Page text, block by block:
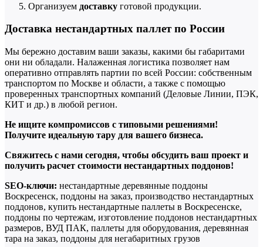
Организуем доставку готовой продукции.
Доставка нестандартных паллет по России
Мы бережно доставим ваши заказы, какими бы габаритами
они ни обладали. Налаженная логистика позволяет нам
оперативно отправлять партии по всей России: собственным
транспортом по Москве и области, а также с помощью
проверенных транспортных компаний (Деловые Линии, ПЭК,
КИТ и др.) в любой регион.
Не ищите компромиссов с типовыми решениями!
Получите идеальную тару для вашего бизнеса.
Свяжитесь с нами сегодня, чтобы обсудить ваш проект и
получить расчет стоимости нестандартных поддонов!
SEO-ключи: нестандартные деревянные поддоны
Воскресенск, поддоны на заказ, производство нестандартных
поддонов, купить нестандартные паллеты в Воскресенске,
поддоны по чертежам, изготовление поддонов нестандартных
размеров, ВУД ПАК, паллеты для оборудования, деревянная
тара на заказ, поддоны для негабаритных грузов